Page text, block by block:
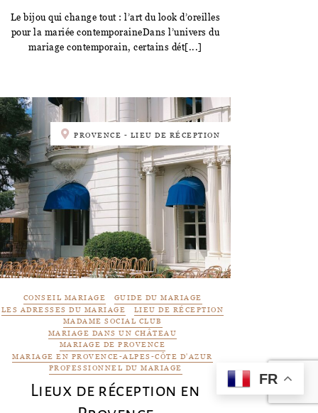
Le bijou qui change tout : l’art du look d’oreilles
pour la mariée contemporaineDans l’univers du
mariage contemporain, certains dét[...]
PROVENCE - LIEU DE RÉCEPTION
CONSEIL MARIAGE
GUIDE DU MARIAGE
LES ADRESSES DU MARIAGE
LIEU DE RÉCEPTION
MADAME SOCIAL CLUB
MARIAGE DANS UN CHÂTEAU
MARIAGE DE PROVENCE
MARIAGE EN PROVENCE-ALPES-CÔTE D'AZUR
PROFESSIONNEL DU MARIAGE
Lieux de réception en
FR